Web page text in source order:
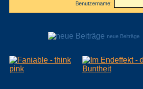
Benutzername:
neue Beiträge